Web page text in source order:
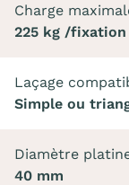
Charge
225 kg /fixation
Laçage
Simple ou
Diamètre
40 mm